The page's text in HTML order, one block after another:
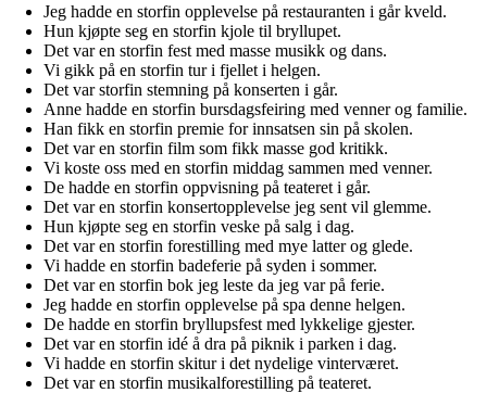
Jeg hadde en storfin opplevelse på restauranten i går kveld.
Hun kjøpte seg en storfin kjole til bryllupet.
Det var en storfin fest med masse musikk og dans.
Vi gikk på en storfin tur i fjellet i helgen.
Det var storfin stemning på konserten i går.
Anne hadde en storfin bursdagsfeiring med venner og familie.
Han fikk en storfin premie for innsatsen sin på skolen.
Det var en storfin film som fikk masse god kritikk.
Vi koste oss med en storfin middag sammen med venner.
De hadde en storfin oppvisning på teateret i går.
Det var en storfin konsertopplevelse jeg sent vil glemme.
Hun kjøpte seg en storfin veske på salg i dag.
Det var en storfin forestilling med mye latter og glede.
Vi hadde en storfin badeferie på syden i sommer.
Det var en storfin bok jeg leste da jeg var på ferie.
Jeg hadde en storfin opplevelse på spa denne helgen.
De hadde en storfin bryllupsfest med lykkelige gjester.
Det var en storfin idé å dra på piknik i parken i dag.
Vi hadde en storfin skitur i det nydelige vinterværet.
Det var en storfin musikalforestilling på teateret.